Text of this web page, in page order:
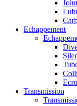
Echappement
Transmission